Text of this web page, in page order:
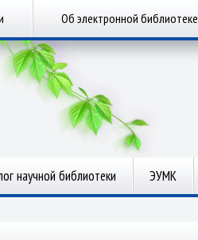
Об электронной библиотеке
научной библиотеки ЭУМК